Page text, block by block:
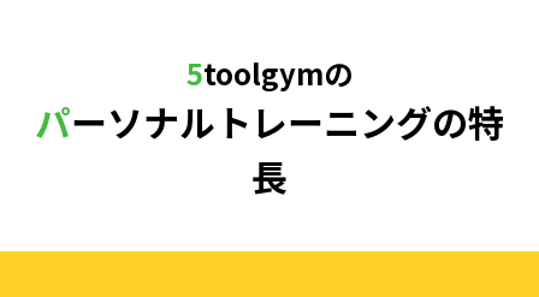
5toolgymの
パーソナルトレーニングの特
長